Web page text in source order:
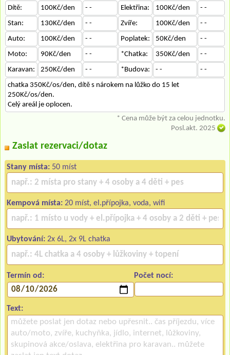
Dítě:
100Kč/den - - Elektřina: 100Kč/den
- -
Stan:
130Kč/den - - Zvíře: 100Kč/den
- -
Auto:
100Kč/den - - Poplatek: 50Kč/den
- -
Moto:
90Kč/den - - *Chatka: 350Kč/den
- -
Karavan:
250Kč/den - - *Budova: - -
- -
chatka 350Kč/os/den, dítě s nárokem na lůžko do 15 let
250Kč/os/den.
Celý areál je oplocen.
* Cena může být za celou jednotku.
Posl.akt. 2025
Zaslat rezervaci/dotaz
Stany místa: 50 míst
Kempová místa: 20 míst, el.přípojka, voda, wifi
Ubytování: 2x 6L, 2x 9L chatka
Termín od: Počet nocí:
Text: